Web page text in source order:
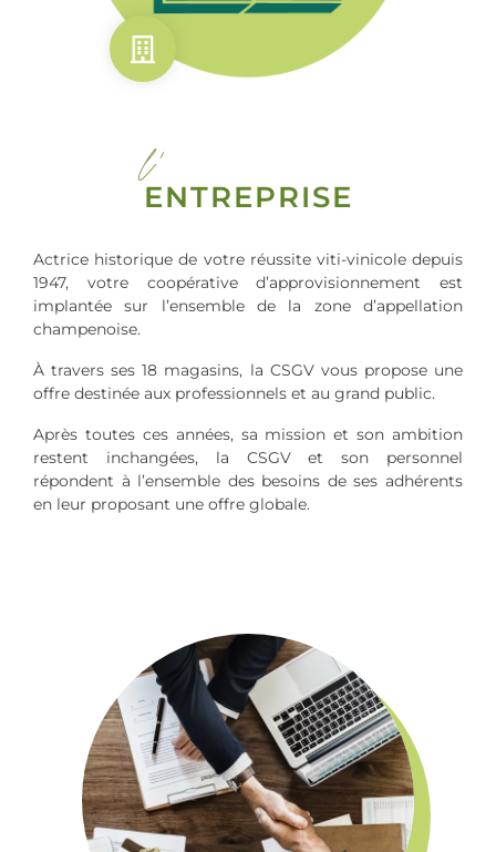
l'
ENTREPRISE
Actrice historique de votre réussite viti-vinicole depuis
1947, votre coopérative d’approvisionnement est
implantée sur l’ensemble de la zone d’appellation
champenoise.
À travers ses 18 magasins, la CSGV vous propose une
offre destinée aux professionnels et au grand public.
Après toutes ces années, sa mission et son ambition
restent inchangées, la CSGV et son personnel
répondent à l’ensemble des besoins de ses adhérents
en leur proposant une offre globale.